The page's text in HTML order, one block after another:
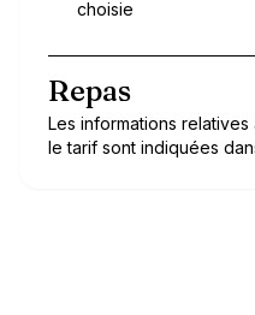
choisie
Repas
Les informations
le tarif sont indiquées